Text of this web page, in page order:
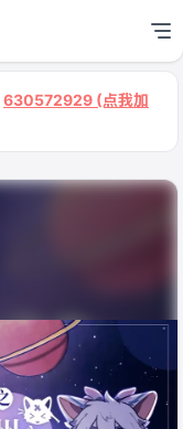
630572929 (点我加